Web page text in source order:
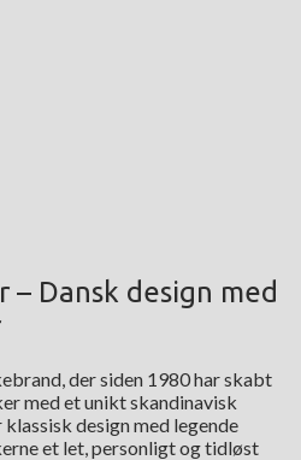
Dansk design med
der siden 1980 har skabt
med et unikt skandinavisk
design med legende
et let, personligt og tidløst